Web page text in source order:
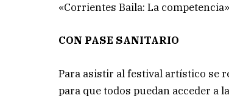
«Corrientes Baila: La
CON PASE SANITARIO
Para asistir al festival artístico se
para que todos puedan acceder a